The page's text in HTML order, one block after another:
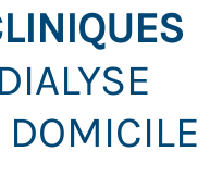
DOMICILE